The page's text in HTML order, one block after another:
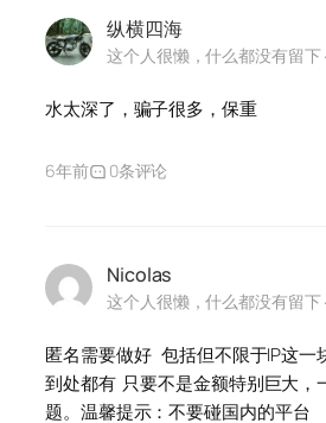
纵横四海
这个人很懒，什么都没有留下
水太深了，骗子很多，保重
6年前 0条评论
Nicolas
这个人很懒，什么都没有留下
匿名需要做好 包括但不限于IP这
到处都有 只要不是金额特别巨大，
题。温馨提示：不要碰国内的平台